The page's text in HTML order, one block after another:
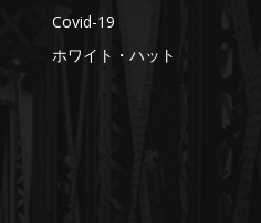
Covid-19
ホワイト・ハット